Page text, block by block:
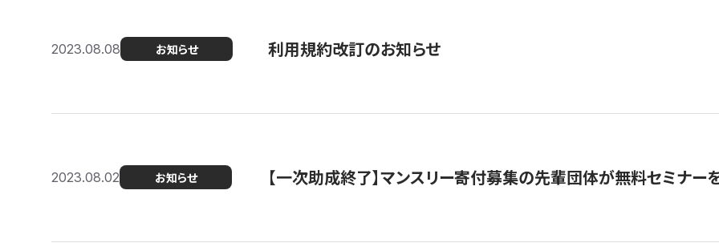
2023.08.08 お知らせ 利用規約改訂のお知らせ
2023.08.02 お知らせ 【一次助成終了】マンスリー寄付募集の先輩団体が無料セミナー